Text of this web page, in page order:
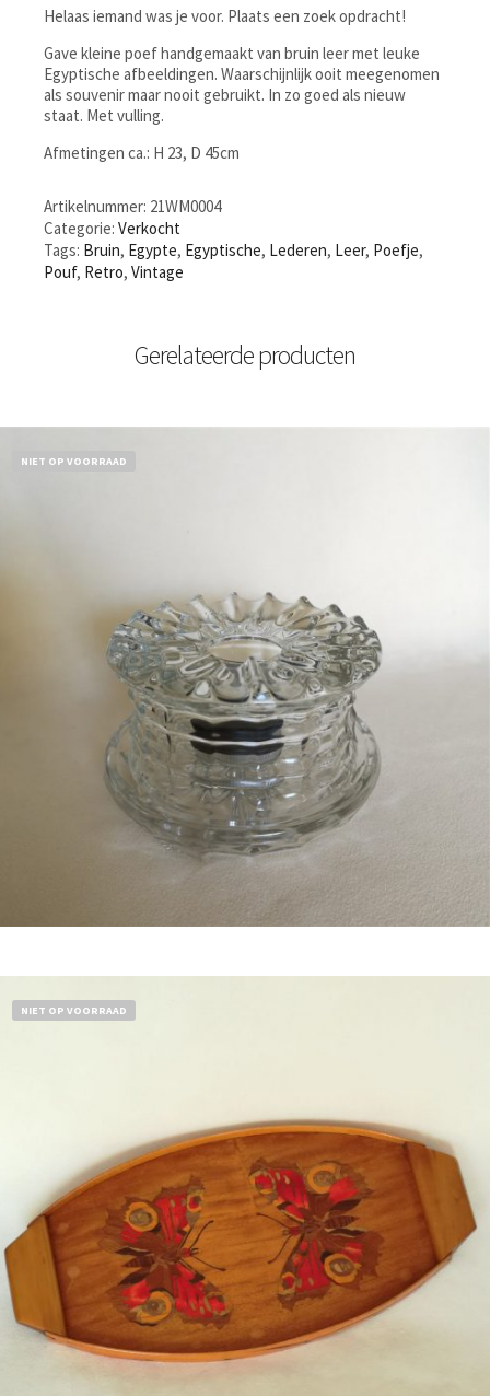
Helaas iemand was je voor. Plaats een zoek opdracht!
Gave kleine poef handgemaakt van bruin leer met leuke
Egyptische afbeeldingen. Waarschijnlijk ooit meegenomen
als souvenir maar nooit gebruikt. In zo goed als nieuw
staat. Met vulling.
Afmetingen ca.: H 23, D 45cm
Artikelnummer: 21WM0004
Categorie: Verkocht
Tags: Bruin, Egypte, Egyptische, Lederen, Leer, Poefje,
Pouf, Retro, Vintage
Gerelateerde producten
NIET OP VOORRAAD
NIET OP VOORRAAD